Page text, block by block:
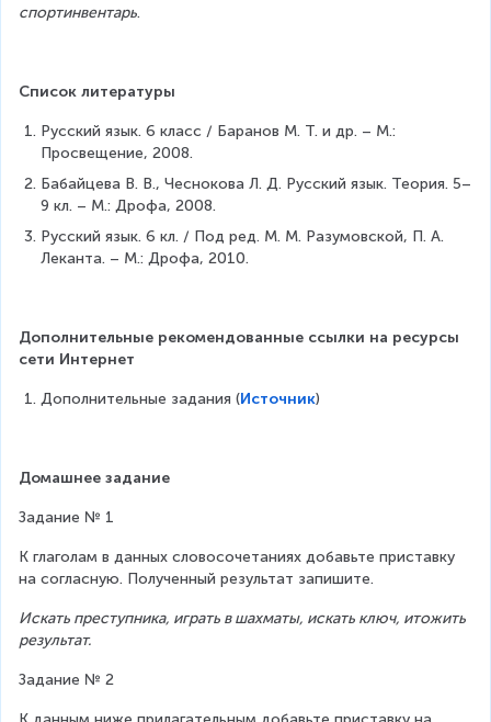
спортинвентарь.
Список литературы
Русский язык. 6 класс / Баранов М. Т. и др. – М.:
Просвещение, 2008.
Бабайцева В. В., Чеснокова Л. Д. Русский язык. Теория. 5–
9 кл. – М.: Дрофа, 2008.
Русский язык. 6 кл. / Под ред. М. М. Разумовской, П. А.
Леканта. – М.: Дрофа, 2010.
Дополнительные рекомендованные ссылки на ресурсы
сети Интернет
Дополнительные задания (Источник)
Домашнее задание
Задание № 1
К глаголам в данных словосочетаниях добавьте приставку
на согласную. Полученный результат запишите.
Искать преступника, играть в шахматы, искать ключ, итожить
результат.
Задание № 2